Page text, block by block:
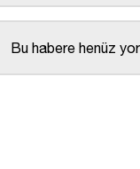
Bu habere henüz